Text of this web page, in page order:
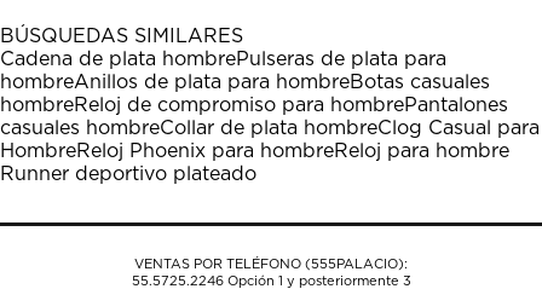
1
estrella
Esta
acción
abrirá
el
formulario
de
estrellas.
Esta
acción
abrirá
el
formulario
de
estrellas.
Esta
acción
abrirá
el
formulario
de
estrellas.
Esta
acción
abrirá
el
formulario
de
estrellas.
Esta
acción
abrirá
el
formulario
de
BÚSQUEDAS SIMILARES
Cadena de plata hombrePulseras de plata para
hombreAnillos de plata para hombreBotas casuales
hombreReloj de compromiso para hombrePantalones
casuales hombreCollar de plata hombreClog Casual para
HombreReloj Phoenix para hombreReloj para hombre
Runner deportivo plateado
VENTAS POR TELÉFONO (555PALACIO):
55.5725.2246Opción 1 y posteriormente 3